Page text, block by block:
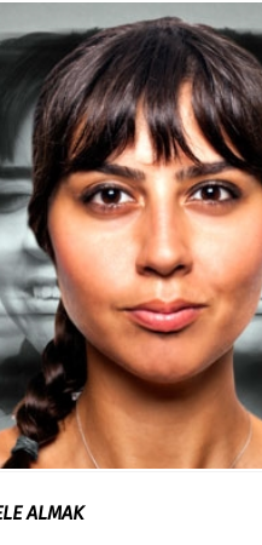
ALMAK